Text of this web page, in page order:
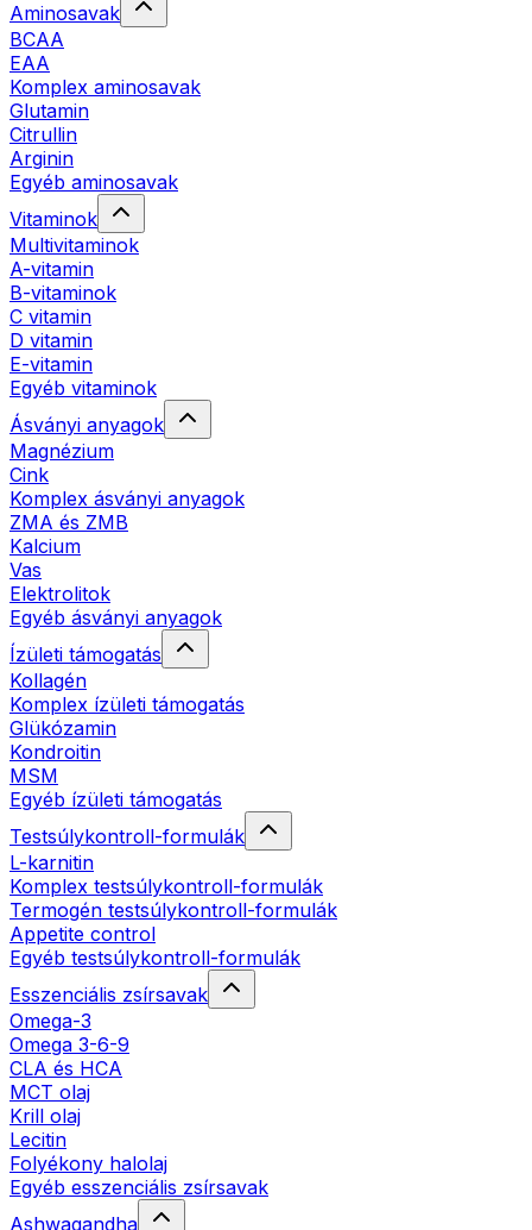
Aminosavak
BCAA
EAA
Komplex aminosavak
Glutamin
Citrullin
Arginin
Egyéb aminosavak
Vitaminok
Multivitaminok
A-vitamin
B-vitaminok
C vitamin
D vitamin
E-vitamin
Egyéb vitaminok
Ásványi anyagok
Magnézium
Cink
Komplex ásványi anyagok
ZMA és ZMB
Kalcium
Vas
Elektrolitok
Egyéb ásványi anyagok
Ízületi támogatás
Kollagén
Komplex ízületi támogatás
Glükózamin
Kondroitin
MSM
Egyéb ízületi támogatás
Testsúlykontroll-formulák
L-karnitin
Komplex testsúlykontroll-formulák
Termogén testsúlykontroll-formulák
Appetite control
Egyéb testsúlykontroll-formulák
Esszenciális zsírsavak
Omega-3
Omega 3-6-9
CLA és HCA
MCT olaj
Krill olaj
Lecitin
Folyékony halolaj
Egyéb esszenciális zsírsavak
Ashwagandha